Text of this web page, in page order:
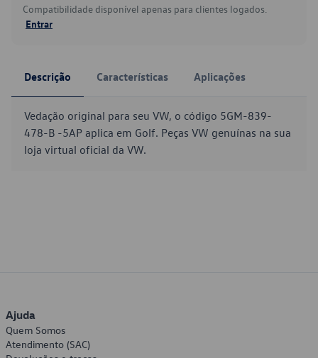
Compatibilidade disponível apenas para clientes logados.
Entrar
Descrição Características Aplicações
Vedação original para seu VW, o código 5GM-839-
478-B -5AP aplica em Golf. Peças VW genuínas na sua
loja virtual oficial da VW.
Ajuda
Quem Somos
Atendimento (SAC)